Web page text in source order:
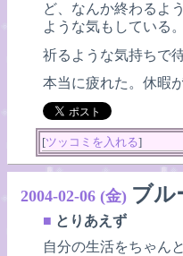
ど、なんか終わるよ
ような気もしている。
祈るような気持ちで待
本当に疲れた。休暇
[ツッコミを入れる]
2004-02-06 (金) ブル
■ とりあえず
自分の生活をちゃん